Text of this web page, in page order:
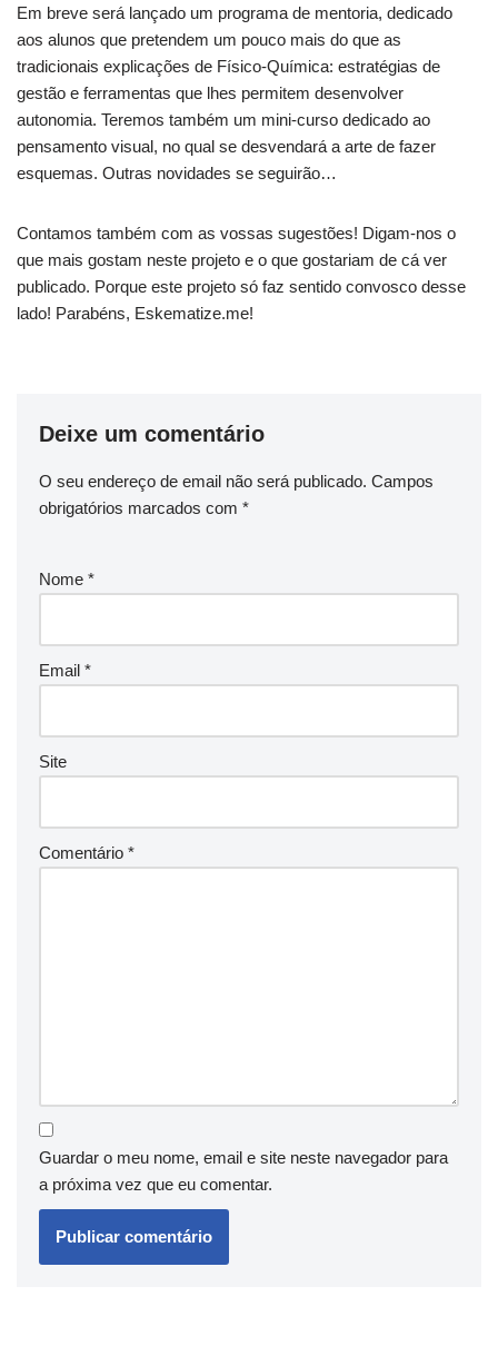
Em breve será lançado um programa de mentoria, dedicado
aos alunos que pretendem um pouco mais do que as
tradicionais explicações de Físico-Química: estratégias de
gestão e ferramentas que lhes permitem desenvolver
autonomia. Teremos também um mini-curso dedicado ao
pensamento visual, no qual se desvendará a arte de fazer
esquemas. Outras novidades se seguirão…
Contamos também com as vossas sugestões! Digam-nos o
que mais gostam neste projeto e o que gostariam de cá ver
publicado. Porque este projeto só faz sentido convosco desse
lado! Parabéns, Eskematize.me!
Deixe um comentário
O seu endereço de email não será publicado. Campos
obrigatórios marcados com *
Nome *
Email *
Site
Comentário *
Guardar o meu nome, email e site neste navegador para
a próxima vez que eu comentar.